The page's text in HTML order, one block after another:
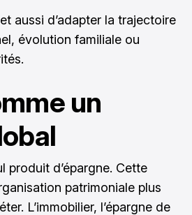
aussi d’adapter la trajectoire
évolution familiale ou
un
produit d’épargne. Cette
patrimoniale plus
L’immobilier, l’épargne de